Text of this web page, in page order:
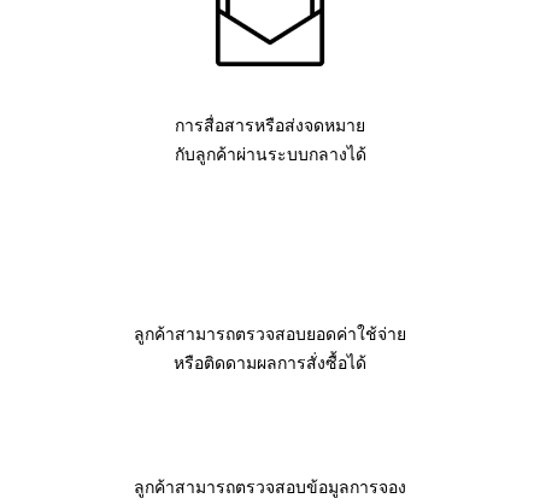
การสื่อสารหรือส่งจดหมาย
กับลูกค้าผ่านระบบกลางได้
ลูกค้าสามารถตรวจสอบยอดค่าใช้จ่าย
หรือติดดามผลการสั่งซื้อได้
ลูกค้าสามารถตรวจสอบข้อมูลการจอง